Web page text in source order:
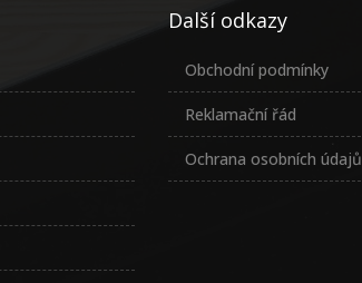
Další odkazy
Obchodní podmínky
Reklamační řád
Ochrana osobních údajů